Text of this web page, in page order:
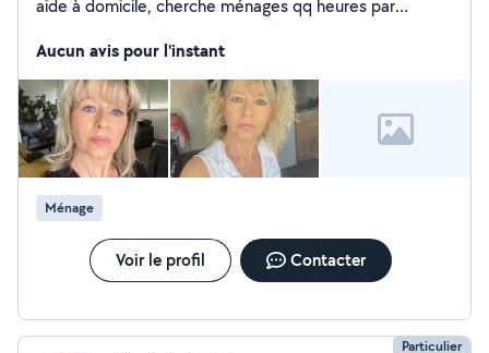
aide à domicile, cherche ménages qq heures par
personne âgée partie en hepad, pas sérieux s abstenir.
Aucun avis pour l'instant
Ménage
Voir le profil Contacter
Particulier